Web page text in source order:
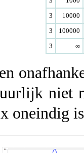
3
10000
3
100000
3
∞
niet
oneindig